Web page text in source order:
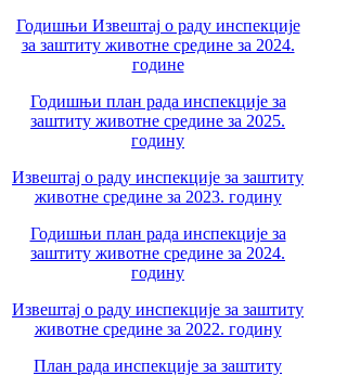
Годишњи Извештај о раду инспекције
за заштиту животне средине за 2024.
године
Годишњи план рада инспекције за
заштиту животне средине за 2025.
годину
Извештај о раду инспекције за заштиту
животне средине за 2023. годину
Годишњи план рада инспекције за
заштиту животне средине за 2024.
годину
Извештај о раду инспекције за заштиту
животне средине за 2022. годину
План рада инспекције за заштиту